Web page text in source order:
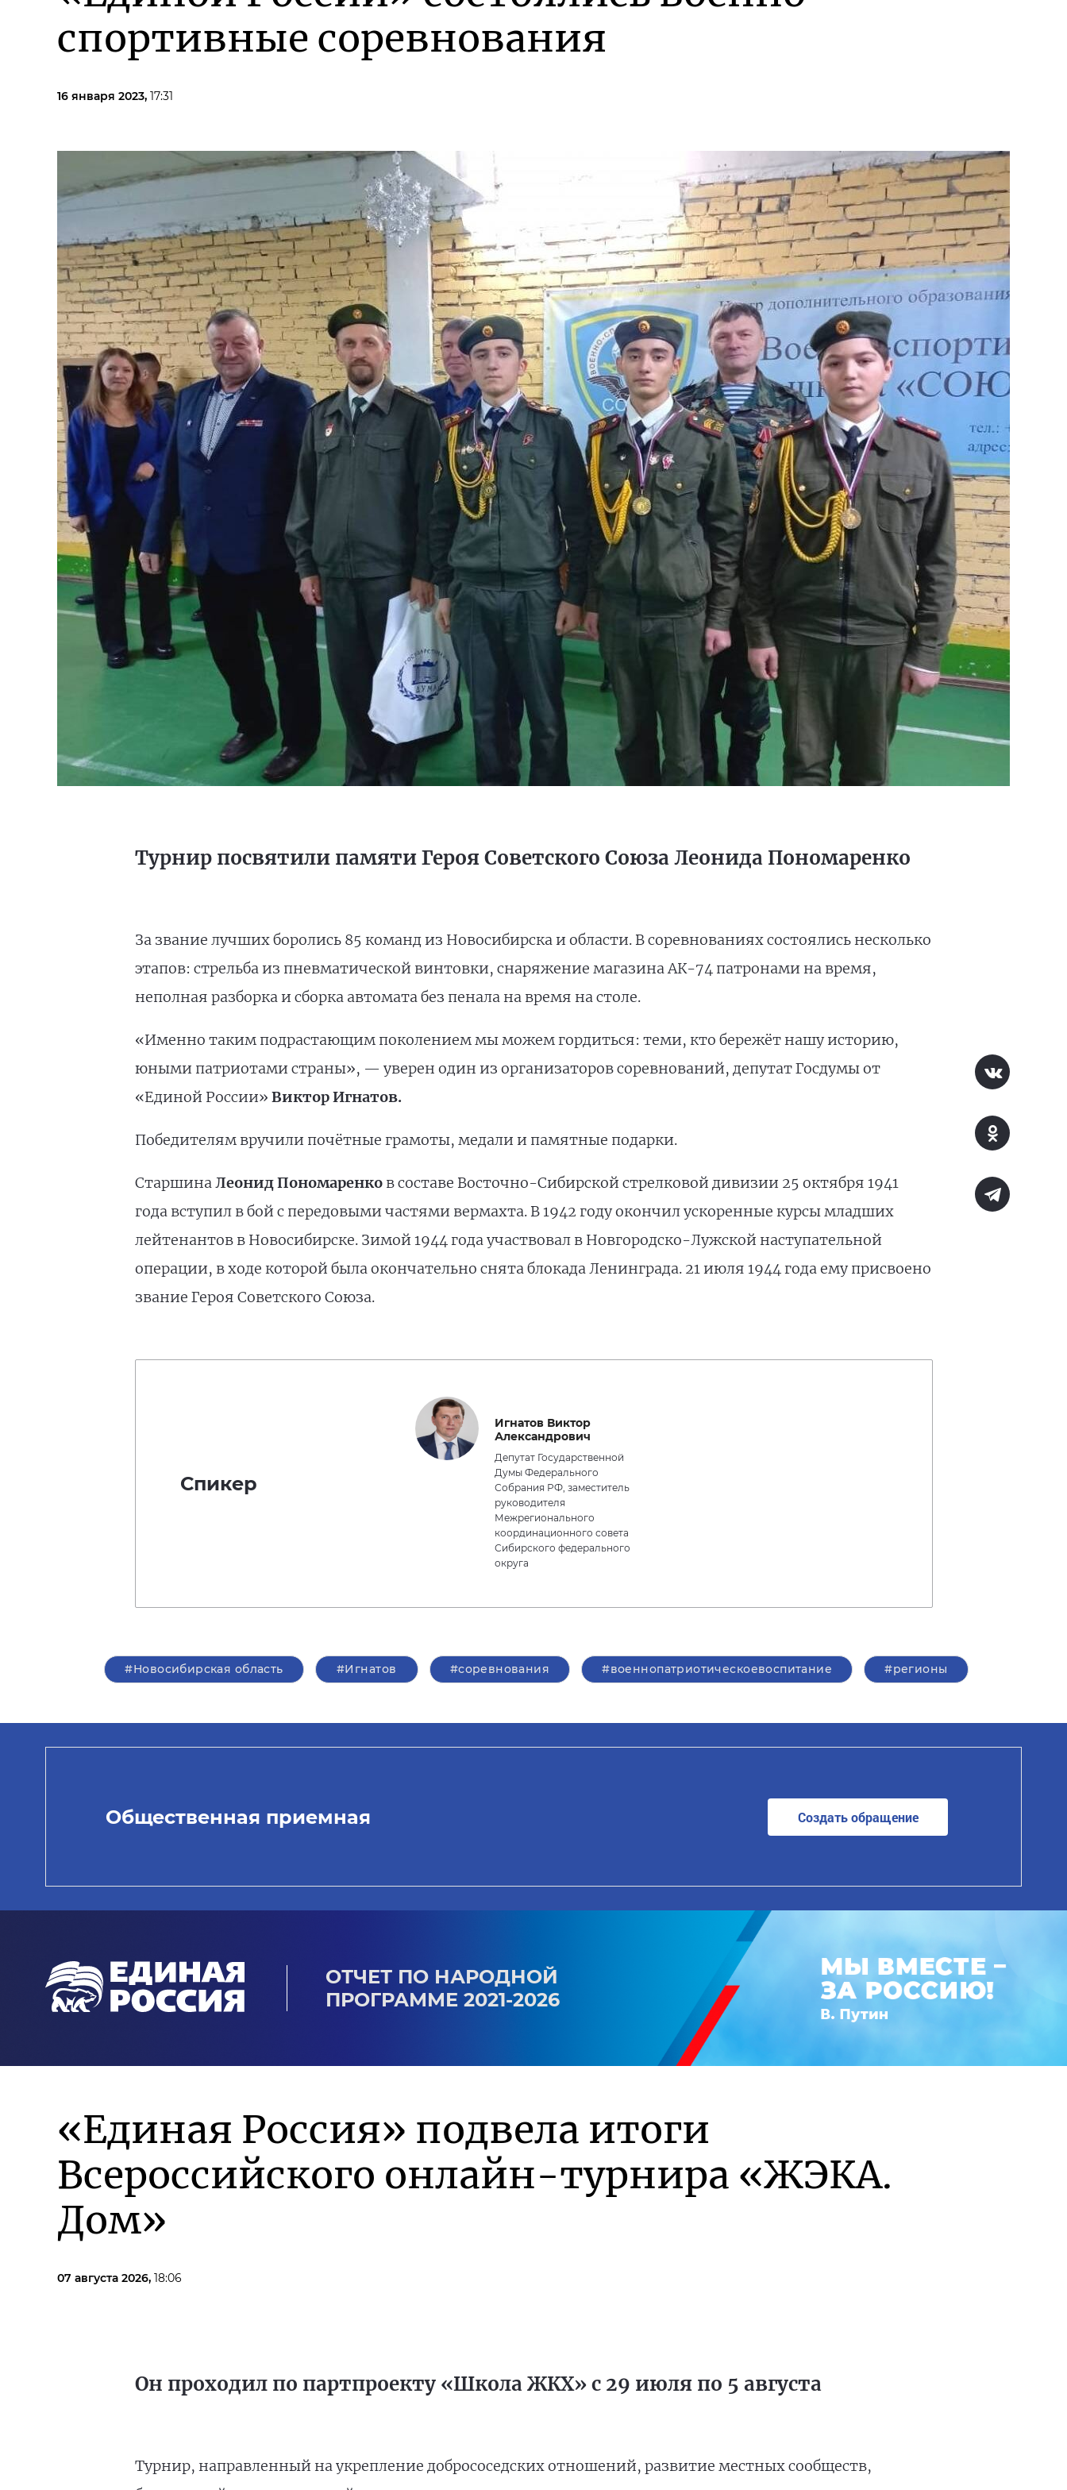
спортивные соревнования
16 января 2023, 17:31
Турнир посвятили памяти Героя Советского Союза Леонида Пономаренко
За звание лучших боролись 85 команд из Новосибирска и области. В соревнованиях состоялись несколько
этапов: стрельба из пневматической винтовки, снаряжение магазина АК-74 патронами на время,
неполная разборка и сборка автомата без пенала на время на столе.
«Именно таким подрастающим поколением мы можем гордиться: теми, кто бережёт нашу историю,
юными патриотами страны», — уверен один из организаторов соревнований, депутат Госдумы от
«Единой России» Виктор Игнатов.
Победителям вручили почётные грамоты, медали и памятные подарки.
СтаршинаЛеонид Пономаренков составе Восточно-Сибирской стрелковой дивизии 25 октября 1941
года вступил в бой с передовыми частями вермахта. В 1942 году окончил ускоренные курсы младших
лейтенантов в Новосибирске. Зимой 1944 года участвовал в Новгородско-Лужской наступательной
операции, в ходе которой была окончательно снята блокада Ленинграда. 21 июля 1944 года ему присвоено
звание Героя Советского Союза.
Спикер
Игнатов Виктор
Александрович
Депутат Государственной
Думы Федерального
Собрания РФ, заместитель
руководителя
Межрегионального
координационного совета
Сибирского федерального
округа
#Новосибирская область #Игнатов #соревнования #военнопатриотическоевоспитание #регионы
Общественная приемная Создать обращение
ОТЧЕТ ПО НАРОДНОЙ
ПРОГРАММЕ 2021-2026
«Единая Россия» подвела итоги
Всероссийского онлайн-турнира «ЖЭКА.
Дом»
07 августа 2026, 18:06
Он проходил по партпроекту «Школа ЖКХ» с 29 июля по 5 августа
Турнир, направленный на укрепление добрососедских отношений, развитие местных сообществ,